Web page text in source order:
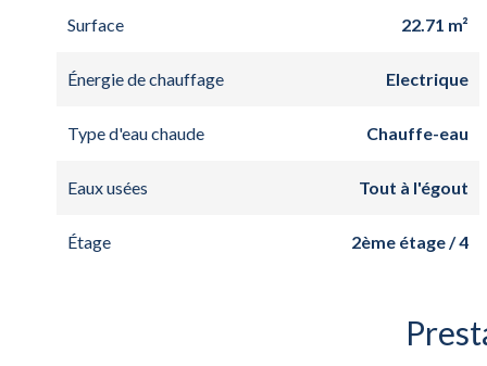
Surface 22.71 m²
Énergie de chauffage Electrique
Type d'eau chaude Chauffe-eau
Eaux usées Tout à l'égout
Étage 2ème étage / 4